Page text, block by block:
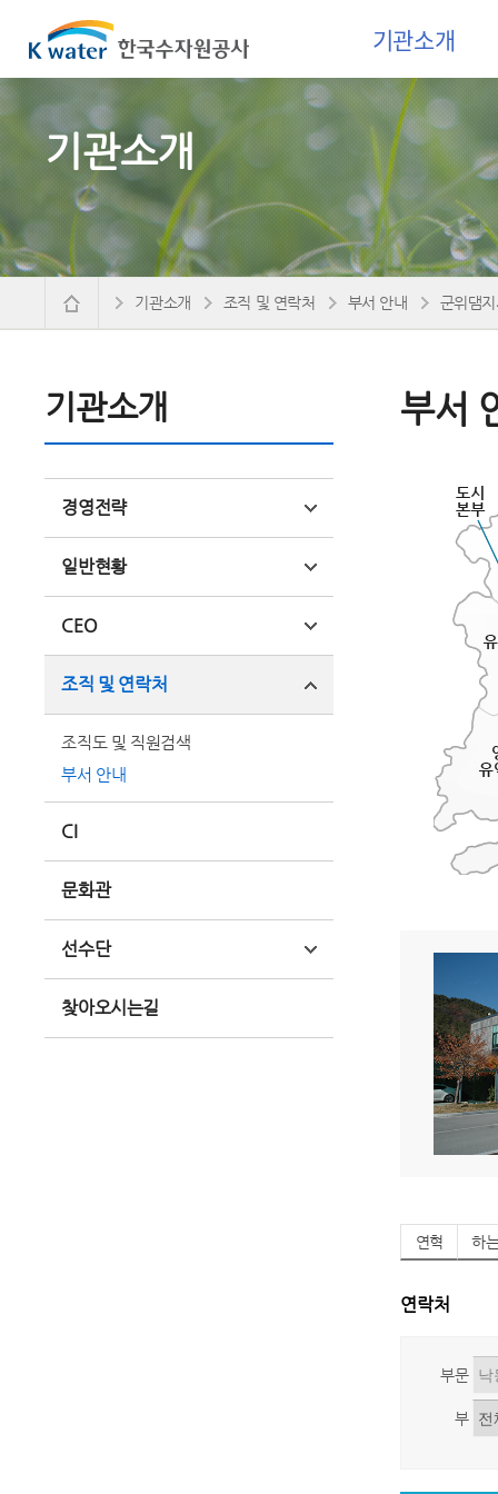
기관소개
기관소개
기관소개
경영전략
일반현황
CEO
조직 및 연락처
조직도 및 직원검색
부서 안내
CI
문화관
선수단
찾아오시는길
기관소개 조직 및 연락처 부서 안내 군위댐
부서
연혁 하
연락처
부문
부